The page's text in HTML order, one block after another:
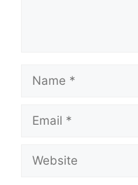
Name
Email
Website